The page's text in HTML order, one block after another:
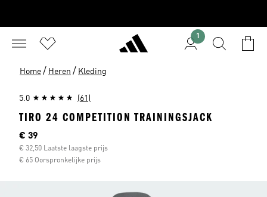
1
Home / Heren / Kleding
5.0 (61)
TIRO 24 COMPETITION TRAININGSJACK
Current price
€ 39
€ 32,50 Laatste laagste prijs
€ 65 Oorspronkelijke prijs